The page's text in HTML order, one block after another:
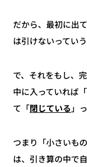
だから、最初に出
は引けないってい
で、それをもし、
中に入っていれば
て「閉じている」
つまり「小さいも
は、引き算の中で